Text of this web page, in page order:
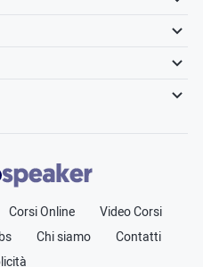
Radiospeaker.it
Corsi Online
Video Corsi
Chi siamo
Contatti